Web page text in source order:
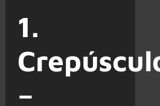
1.
–